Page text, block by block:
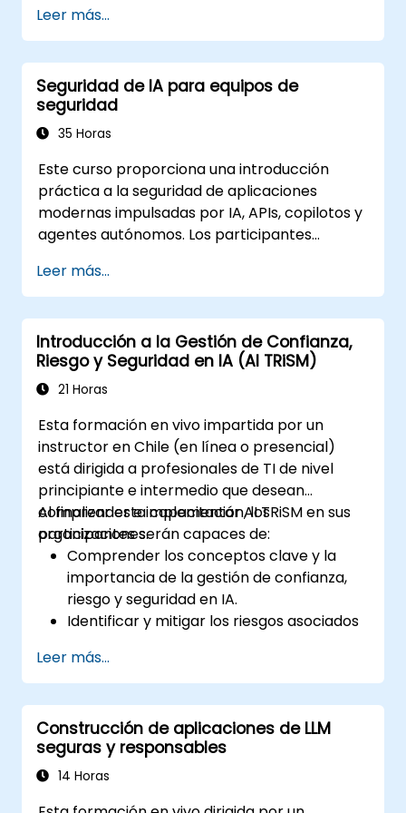
Leer más...
Seguridad de IA para equipos de
seguridad
35 Horas
Este curso proporciona una introducción
práctica a la seguridad de aplicaciones
modernas impulsadas por IA, APIs, copilotos y
agentes autónomos. Los participantes
la seguridad web tradicional, exploran
amenazas comunes específicas de la IA
como la inyección de indicaciones, el
envenenamiento de RAG y el abuso de
agentes, y entienden cómo proteger los
sistemas de IA utilizando defensas en capas
de APIs y guardrails. A través de laboratorios
prácticos y ejemplos del mundo real, los
estudiantes adquieren las habilidades para
identificar patrones de ataque de IA, asegurar
aplicaciones basadas en LLM y implementar
defensas efectivas en runtime para entornos
de producción.
Leer más...
Introducción a la Gestión de Confianza,
Riesgo y Seguridad en IA (AI TRiSM)
21 Horas
Esta formación en vivo impartida por un
instructor en Chile (en línea o presencial)
está dirigida a profesionales de TI de nivel
principiante e intermedio que desean
comprender e implementar AI TRiSM en sus
organizaciones.
Al finalizar esta capacitación, los
participantes serán capaces de:
Comprender los conceptos clave y la
importancia de la gestión de confianza,
riesgo y seguridad en IA.
Identificar y mitigar los riesgos asociados
Implementar las mejores prácticas de
seguridad para IA.
Comprender el cumplimiento normativo
y las consideraciones éticas en IA.
Desarrollar estrategias para una
gobernanza y gestión efectivas de la IA.
Leer más...
Construcción de aplicaciones de LLM
seguras y responsables
14 Horas